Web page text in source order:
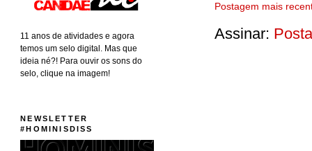
Postagem mais
Assinar:
11 anos de atividades e agora
temos um selo digital. Mas que
ideia né?! Para ouvir os sons do
selo, clique na imagem!
NEWSLETTER
#HOMINISDISS